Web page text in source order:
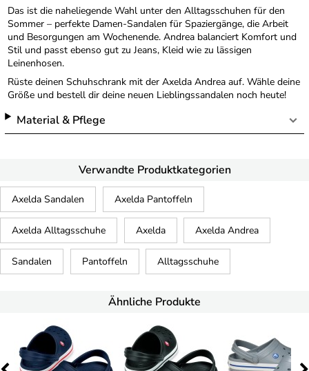
Das ist die naheliegende Wahl unter den Alltagsschuhen für den
Sommer – perfekte Damen-Sandalen für Spaziergänge, die Arbeit
und Besorgungen am Wochenende. Andrea balanciert Komfort und
Stil und passt ebenso gut zu Jeans, Kleid wie zu lässigen
Leinenhosen.
Rüste deinen Schuhschrank mit der Axelda Andrea auf. Wähle deine
Größe und bestell dir deine neuen Lieblingssandalen noch heute!
Material & Pflege
Verwandte Produktkategorien
Axelda Sandalen Axelda Pantoffeln
Axelda Alltagsschuhe Axelda Axelda Andrea
Sandalen Pantoffeln Alltagsschuhe
Ähnliche Produkte